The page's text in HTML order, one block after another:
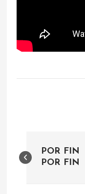
a
POR FIN
POR FIN